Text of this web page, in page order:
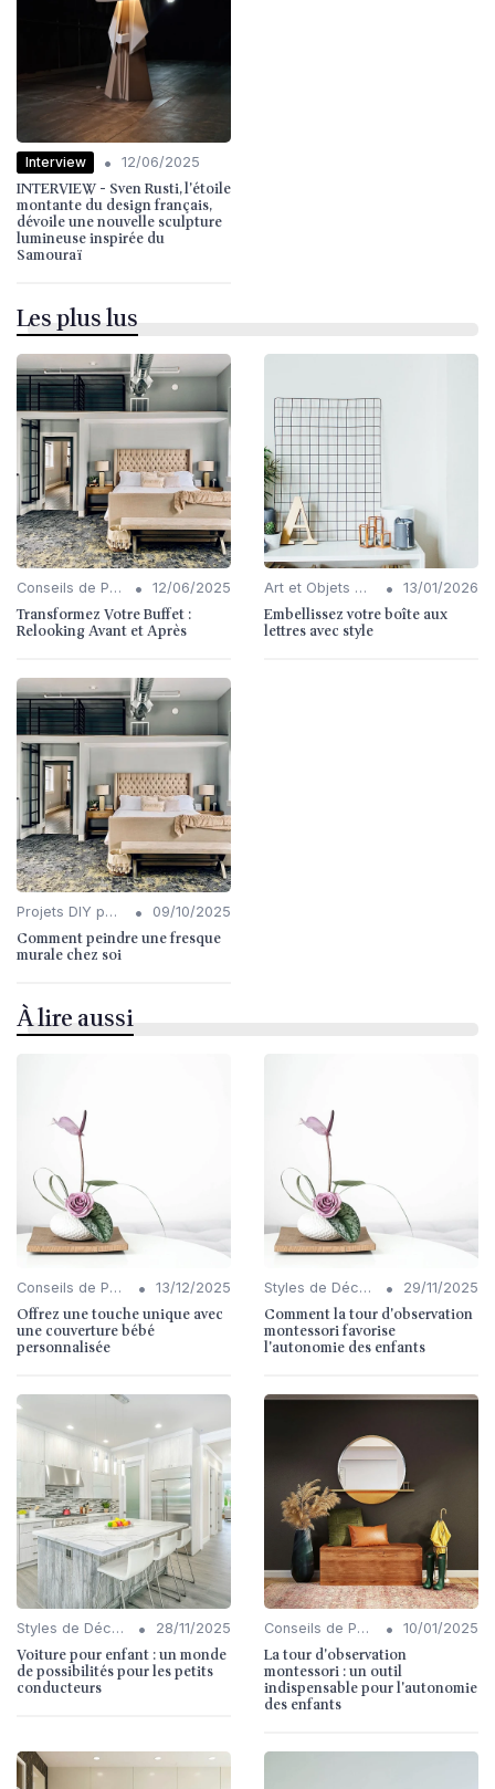
Interview • 12/06/2025
INTERVIEW - Sven Rusti, l'étoile
montante du design français,
dévoile une nouvelle sculpture
lumineuse inspirée du
Samouraï
Les plus lus
Conseils de Personnalisation • 12/06/2025
Transformez Votre Buffet :
Relooking Avant et Après
Art et Objets Décoratifs • 13/01/2026
Embellissez votre boîte aux
lettres avec style
Projets DIY pour l'Intérieur • 09/10/2025
Comment peindre une fresque
murale chez soi
À lire aussi
Conseils de Personnalisation • 13/12/2025
Offrez une touche unique avec
une couverture bébé
personnalisée
Styles de Décoration Intérieure • 29/11/2025
Comment la tour d'observation
montessori favorise
l'autonomie des enfants
Styles de Décoration Intérieure • 28/11/2025
Voiture pour enfant : un monde
de possibilités pour les petits
conducteurs
Conseils de Personnalisation • 10/01/2025
La tour d'observation
montessori : un outil
indispensable pour l'autonomie
des enfants